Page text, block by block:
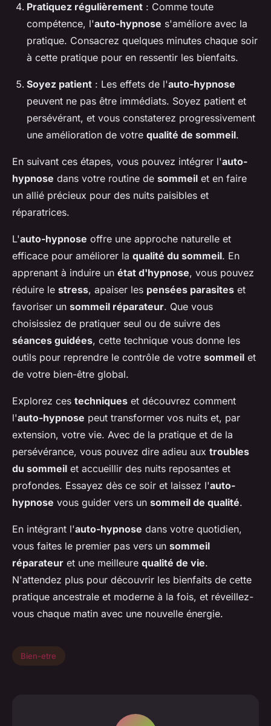
Pratiquez régulièrement : Comme toute
compétence, l'auto-hypnose s'améliore avec la
pratique. Consacrez quelques minutes chaque soir
à cette pratique pour en ressentir les bienfaits.
Soyez patient : Les effets de l'auto-hypnose
peuvent ne pas être immédiats. Soyez patient et
persévérant, et vous constaterez progressivement
une amélioration de votre qualité de sommeil.
En suivant ces étapes, vous pouvez intégrer l'auto-
hypnose dans votre routine de sommeil et en faire
un allié précieux pour des nuits paisibles et
réparatrices.
L'auto-hypnose offre une approche naturelle et
efficace pour améliorer la qualité du sommeil. En
apprenant à induire un état d'hypnose, vous pouvez
réduire le stress, apaiser les pensées parasites et
favoriser un sommeil réparateur. Que vous
choisissiez de pratiquer seul ou de suivre des
séances guidées, cette technique vous donne les
outils pour reprendre le contrôle de votre sommeil et
de votre bien-être global.
Explorez ces techniques et découvrez comment
l'auto-hypnose peut transformer vos nuits et, par
extension, votre vie. Avec de la pratique et de la
persévérance, vous pouvez dire adieu aux troubles
du sommeil et accueillir des nuits reposantes et
profondes. Essayez dès ce soir et laissez l'auto-
hypnose vous guider vers un sommeil de qualité.
En intégrant l'auto-hypnose dans votre quotidien,
vous faites le premier pas vers un sommeil
réparateur et une meilleure qualité de vie.
N'attendez plus pour découvrir les bienfaits de cette
pratique ancestrale et moderne à la fois, et réveillez-
vous chaque matin avec une nouvelle énergie.
Bien-etre